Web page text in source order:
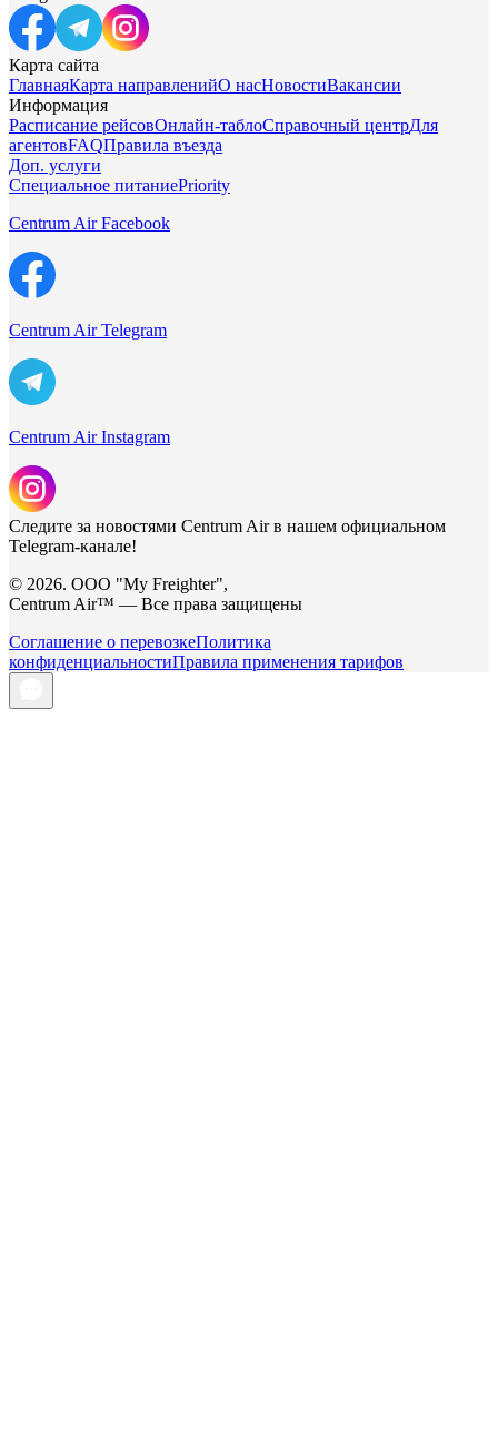
Карта сайта
ГлавнаяКарта направленийО насНовостиВакансии
Информация
Расписание рейсовОнлайн-таблоСправочный центрДля
агентовFAQПравила въезда
Доп. услуги
Специальное питаниеPriority
Centrum Air Facebook
Centrum Air Telegram
Centrum Air Instagram
Следите за новостями Centrum Air в нашем официальном
Telegram-канале!
© 2026. ООО "My Freighter",
Centrum Air™ — Все права защищены
Соглашение о перевозкеПолитика
конфиденциальностиПравила применения тарифов